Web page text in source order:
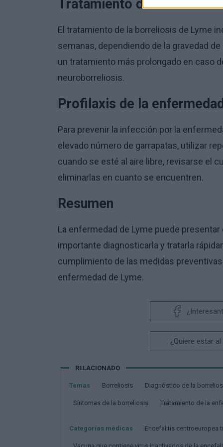
Tratamiento de la
El tratamiento de la borreliosis de Lyme
semanas, dependiendo de la gravedad
un tratamiento más prolongado en caso
neuroborreliosis.
Profilaxis de la
Para prevenir la infección por la
elevado número de garrapatas, utilizar
cuando se esté al aire libre, revisarse el
eliminarlas en cuanto se encuentren.
Resumen
La enfermedad de Lyme puede
importante diagnosticarla y tratarla
cumplimiento de las medidas
enfermedad de Lyme.
¿Quiere estar
RELACIONADO
Temas Borreliosis Diagnóstico de la
Síntomas de la borreliosis Tratamiento de la
Categorías médicas Encefalitis